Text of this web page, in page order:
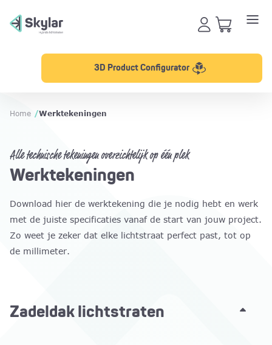
3D Product Configurator
Home /Werktekeningen
Alle technische tekeningen overzichtelijk op één plek
Werktekeningen
Download hier de werktekening die je nodig hebt en werk
met de juiste specificaties vanaf de start van jouw project.
Zo weet je zeker dat elke lichtstraat perfect past, tot op
de millimeter.
Zadeldak lichtstraten